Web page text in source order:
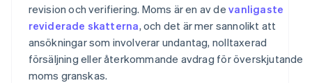
revision och verifiering. Moms är en av devanligaste
reviderade skatterna, och det är mer sannolikt att
ansökningar som involverar undantag, nolltaxerad
försäljning eller återkommande avdrag för överskjutande
moms granskas.